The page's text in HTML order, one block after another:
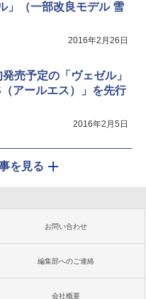
」（一部改良モデル 雪
2016年2月26日
売予定の「ヴェゼル」
アールエス）」を先行
2016年2月5日
を見る
お問い合わせ
編集部へのご連絡
会社概要